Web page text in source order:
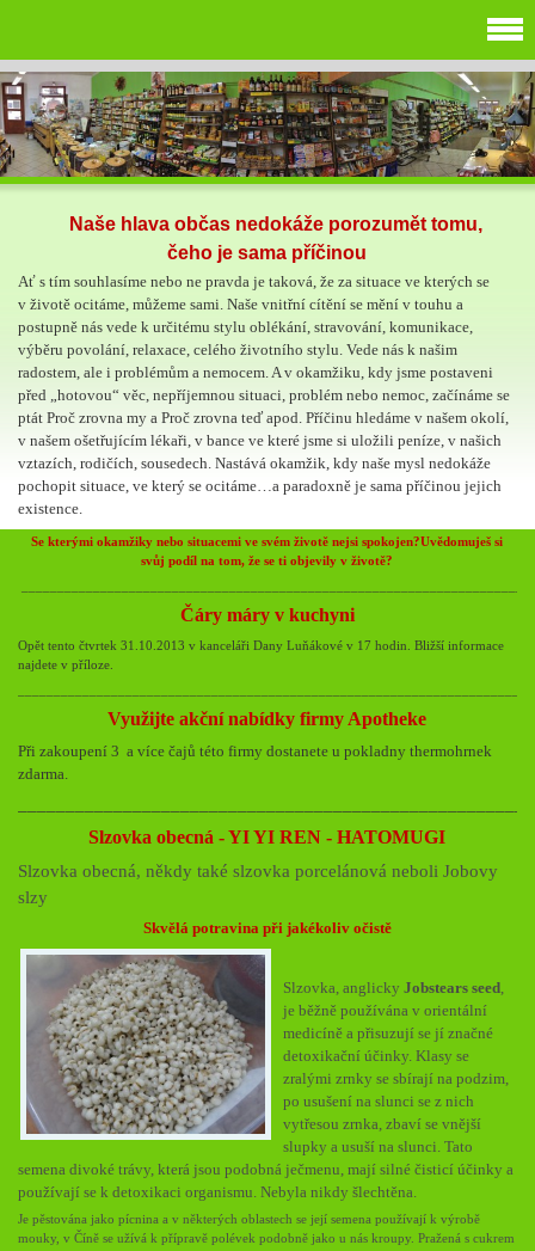
Naše hlava občas nedokáže porozumět tomu,
čeho je sama příčinou
Ať s tím souhlasíme nebo ne pravda je taková, že za situace ve kterých se
v životě ocitáme, můžeme sami. Naše vnitřní cítění se mění v touhu a
postupně nás vede k určitému stylu oblékání, stravování, komunikace,
výběru povolání, relaxace, celého životního stylu. Vede nás k našim
radostem, ale i problémům a nemocem. A v okamžiku, kdy jsme postaveni
před „hotovou“ věc, nepříjemnou situaci, problém nebo nemoc, začínáme se
ptát Proč zrovna my a Proč zrovna teď apod. Příčinu hledáme v našem okolí,
v našem ošetřujícím lékaři, v bance ve které jsme si uložili peníze, v našich
vztazích, rodičích, sousedech. Nastává okamžik, kdy naše mysl nedokáže
pochopit situace, ve který se ocitáme…a paradoxně je sama příčinou jejich
existence.
Se kterými okamžiky nebo situacemi ve svém životě nejsi spokojen?Uvědomuješ si
svůj podíl na tom, že se ti objevily v životě?
Čáry máry v kuchyni
Opět tento čtvrtek 31.10.2013 v kanceláři Dany Luňákové v 17 hodin. Bližší informace
najdete v příloze.
Využijte akční nabídky firmy Apotheke
Při zakoupení 3 a více čajů této firmy dostanete u pokladny thermohrnek
zdarma.
Slzovka obecná - YI YI REN - HATOMUGI
Slzovka obecná, někdy také slzovka porcelánová neboli Jobovy
slzy
Skvělá potravina při jakékoliv očistě
Slzovka, anglicky Jobstears seed,
je běžně používána v orientální
medicíně a přisuzují se jí značné
detoxikační účinky. Klasy se
zralými zrnky se sbírají na podzim,
po usušení na slunci se z nich
vytřesou zrnka, zbaví se vnější
slupky a usuší na slunci. Tato
semena divoké trávy, která jsou podobná ječmenu, mají silné čisticí účinky a
používají se k detoxikaci organismu. Nebyla nikdy šlechtěna.
Je pěstována jako pícnina a v některých oblastech se její semena používají k výrobě
mouky, v Číně se užívá k přípravě polévek podobně jako u nás kroupy. Pražená s cukrem